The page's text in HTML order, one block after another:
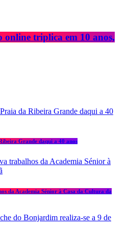
online triplica em 10 anos,
Grande daqui a 40 anos
da Academia Sénior à Casa da Cultura da